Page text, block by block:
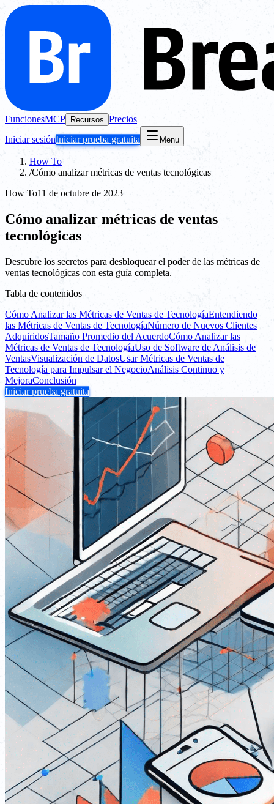
FuncionesMCP Recursos Precios
Iniciar sesiónIniciar prueba gratuita Menu
How To
/Cómo analizar métricas de ventas tecnológicas
How To11 de octubre de 2023
Cómo analizar métricas de ventas
tecnológicas
Descubre los secretos para desbloquear el poder de las métricas de
ventas tecnológicas con esta guía completa.
Tabla de contenidos
Cómo Analizar las Métricas de Ventas de TecnologíaEntendiendo
las Métricas de Ventas de TecnologíaNúmero de Nuevos Clientes
AdquiridosTamaño Promedio del AcuerdoCómo Analizar las
Métricas de Ventas de TecnologíaUso de Software de Análisis de
VentasVisualización de DatosUsar Métricas de Ventas de
Tecnología para Impulsar el NegocioAnálisis Continuo y
MejoraConclusión
Iniciar prueba gratuita